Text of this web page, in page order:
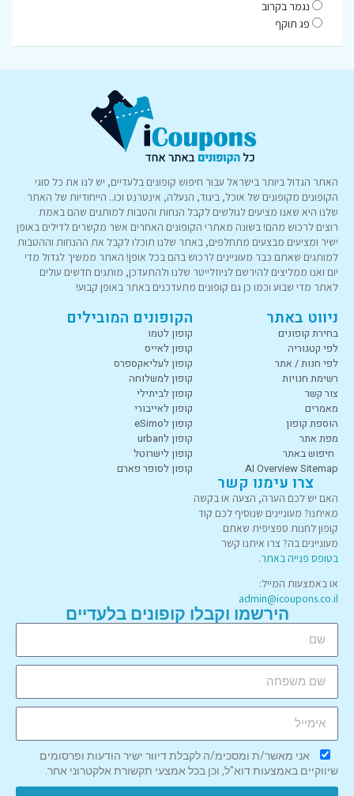
נגמר בקרוב
פג תוקף
האתר הגדול ביותר בישראל עבור חיפוש קופונים בלעדיים, יש לנו את כל סוגי
הקופונים מקופונים של אוכל, ביגוד, הנעלה, אינטרנט וכו.. הייחודיות של האתר
שלנו היא שאנו מציעים לגולשים לקבל הנחות והטבות למותגים שהם באמת
רוצים לרכוש מהם! בשונה מאתרי הקופונים האחרים אשר מקשרים לדילים באופן
ישיר ומציעים מבצעים מתחלפים, באתר שלנו תוכלו לקבל את ההנחות וההטבות
למותגים שאתם כבר מעוניינים לרכוש בהם בכל אופן! האתר ממשיך לגדול מדי
יום ואנו ממליצים להירשם לניוזלייטר שלנו ולהתעדכן, מותגים חדשים עולים
לאתר מדי שבוע וכמו כן גם קופונים מתעדכנים באתר באופן קבוע!
ניווט באתר
בחירת קופונים
לפי קטגוריה
לפי חנות / אתר
רשימת חנויות
צור קשר
מאמרים
הוספת קופון
מפת אתר
חיפוש באתר
AI Overview Sitemap
הקופונים המובילים
קופון לטמו
קופון לאייס
קופון לעליאקספרס
קופון למשלוחה
קופון לביתילי
קופון לאייבורי
קופון לeSimo
קופון לurban
קופון לישרוטל
קופון לסופר פארם
צרו עימנו קשר
האם יש לכם הערה, הצעה או בקשה
מאיתנו? מעוניינים שנוסיף לכם קוד
קופון לחנות ספציפית שאתם
מעוניינים בה? צרו איתנו קשר
בטופס פנייה באתר.
או באמצעות המייל:
admin@icoupons.co.il
הירשמו וקבלו קופונים בלעדיים
אני מאשר/ת ומסכימ/ה לקבלת דיוור ישיר הודעות ופרסומים
שיווקיים באמצעות דוא"ל, וכן בכל אמצעי תקשורת אלקטרוני אחר.